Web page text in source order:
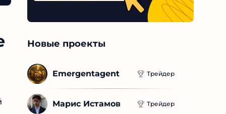
Новые проекты
Emergentagent Трейдер
Марис Истамов Трейдер